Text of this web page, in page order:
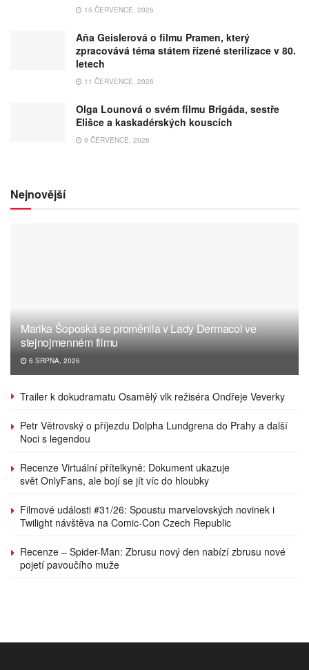
15 ČERVENCE, 2026
Aňa Geislerová o filmu Pramen, který
zpracovává téma státem řízené sterilizace v 80.
letech
11 ČERVENCE, 2026
Olga Lounová o svém filmu Brigáda, sestře
Elišce a kaskadérských kouscích
9 ČERVENCE, 2026
Nejnovější
Marika Šoposká se proměnila v Lady Dermacol ve
stejnojmenném filmu
6 SRPNA, 2026
Trailer k dokudramatu Osamělý vlk režiséra Ondřeje Veverky
Petr Větrovský o příjezdu Dolpha Lundgrena do Prahy a další
Noci s legendou
Recenze Virtuální přítelkyně: Dokument ukazuje
svět OnlyFans, ale bojí se jít víc do hloubky
Filmové události #31/26: Spoustu marvelovských novinek i
Twilight návštěva na Comic-Con Czech Republic
Recenze – Spider-Man: Zbrusu nový den nabízí zbrusu nové
pojetí pavoučího muže